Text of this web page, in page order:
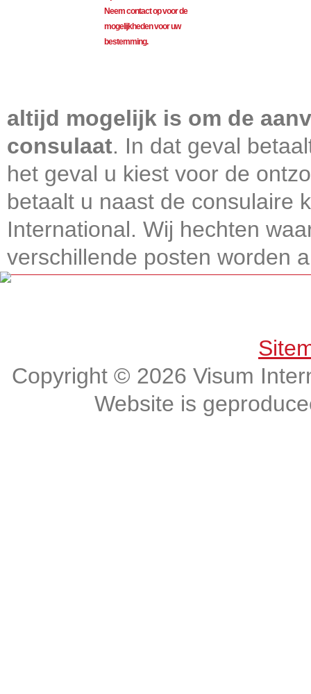
Neem contact op voor de
mogelijkheden voor uw
bestemming.
altijd mogelijk is om de
consulaat. In dat geval
het geval u kiest voor de
betaalt u naast de consulaire
International. Wij hechten
verschillende posten worden
Copyright © 2026 Visum
Website is